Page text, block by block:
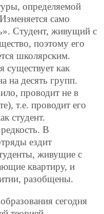
определяемой
само
Студент, живущий с
поэтому его
школярским.
существует как
на десять групп.
проводит не в
т.е. проводит его
студент.
В
ездит
живущие с
квартиру, и
разобщены.
сегодня